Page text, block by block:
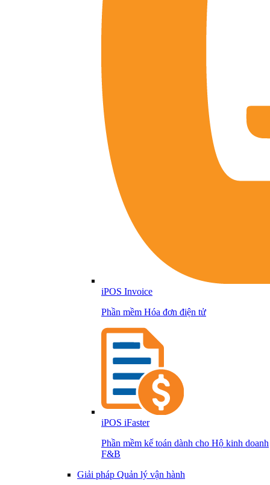
iPOS Invoice
Phần mềm Hóa đơn điện tử
iPOS iFaster
Phần mềm kế toán dành cho Hộ kinh doanh
F&B
Giải pháp Quản lý vận hành